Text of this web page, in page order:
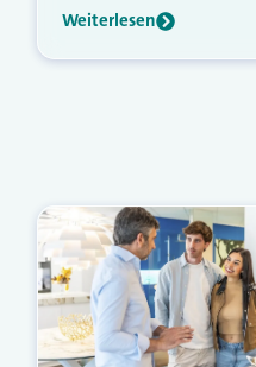
Weiterlesen